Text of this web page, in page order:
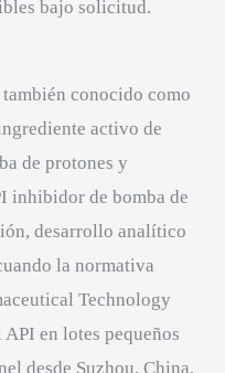
bajo solicitud.
conocido como
activo de
de protones y
inhibidor de bomba de
desarrollo analítico
la normativa
Technology
en lotes pequeños
desde Suzhou, China,